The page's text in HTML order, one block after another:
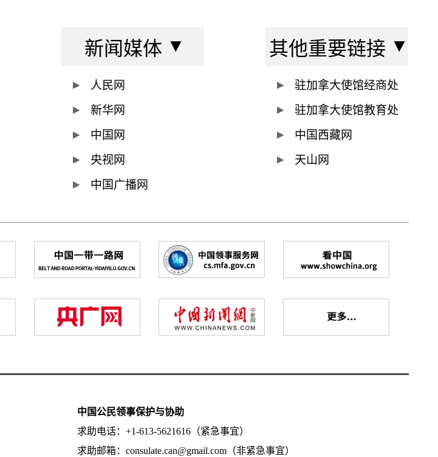
新闻媒体
人民网
新华网
中国网
央视网
中国广播网
其他重要链接
驻加拿大使馆经商处
驻加拿大使馆教育处
中国西藏网
天山网
中国公民领事保护与协助
求助电话：+1-613-5621616（紧急事宜）
求助邮箱：consulate.can@gmail.com（非紧急事宜）